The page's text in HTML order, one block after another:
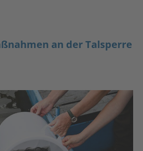
an der Talsperre